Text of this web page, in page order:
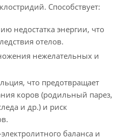
Способствует:
недостатка энергии, что
отелов.
нежелательных и
что предотвращает
коров (родильный парез,
и др.) и риск
баланса и